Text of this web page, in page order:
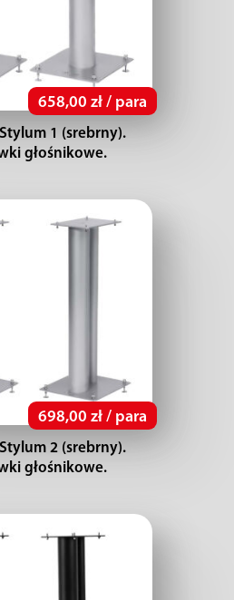
658,00 zł / para
1 (srebrny).
głośnikowe.
698,00 zł / para
2 (srebrny).
głośnikowe.